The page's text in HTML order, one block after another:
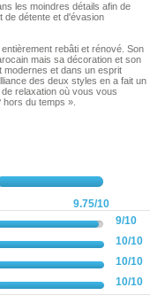
les moindres détails afin de
de détente et d'évasion
rebâti et rénové. Son
mais sa décoration et son
modernes et dans un esprit
des deux styles en a fait un
relaxation où vous vous
du temps ».
9.75/10
9/10
10/10
10/10
10/10